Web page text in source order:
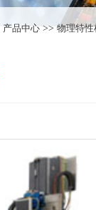
产品中心 >>物理特